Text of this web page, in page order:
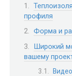
профиля
Форма и
Широкий
вашему